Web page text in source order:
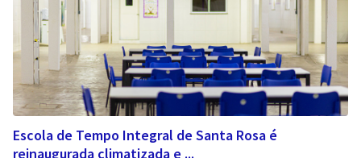
Escola de Tempo Integral de Santa Rosa é
reinaugurada climatizada e ...